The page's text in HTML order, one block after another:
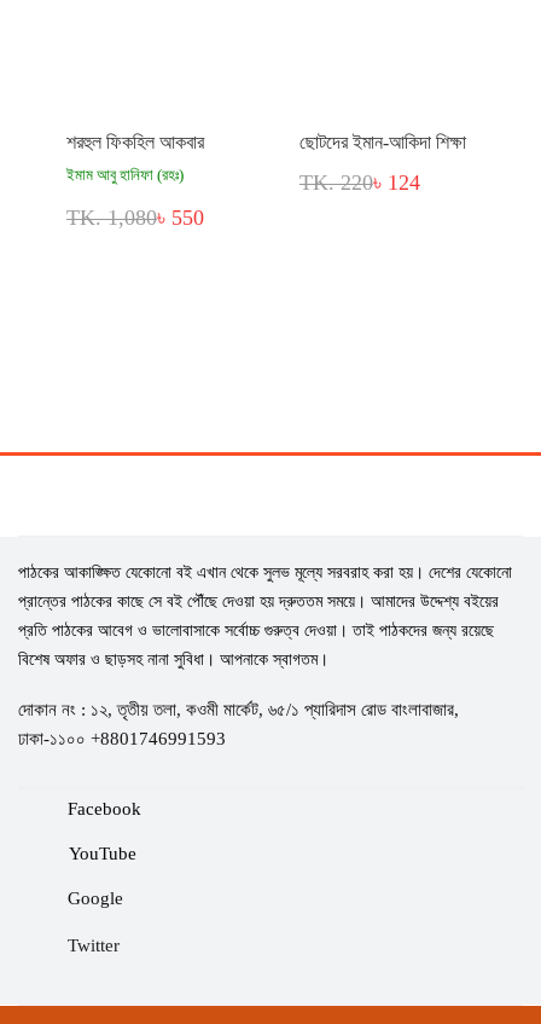
শরহুল ফিকহিল আকবার
ইমাম আবু হানিফা (রহঃ)
TK. 1,080৳ 550
ছোটদের ইমান-আকিদা শিক্ষা
TK. 220৳ 124
পাঠকের আকাঙ্ক্ষিত যেকোনো বই এখান থেকে সুলভ মূল্যে সরবরাহ করা হয়। দেশের যেকোনো
প্রান্তের পাঠকের কাছে সে বই পৌঁছে দেওয়া হয় দ্রুততম সময়ে। আমাদের উদ্দেশ্য বইয়ের
প্রতি পাঠকের আবেগ ও ভালোবাসাকে সর্বোচ্চ গুরুত্ব দেওয়া। তাই পাঠকদের জন্য রয়েছে
বিশেষ অফার ও ছাড়সহ নানা সুবিধা। আপনাকে স্বাগতম।
দোকান নং : ১২, তৃতীয় তলা, কওমী মার্কেট, ৬৫/১ প্যারিদাস রোড বাংলাবাজার,
ঢাকা-১১০০ +8801746991593
Facebook
YouTube
Google
Twitter